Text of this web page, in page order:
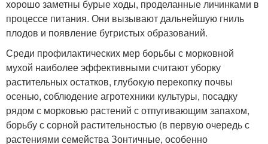
хорошо заметны бурые ходы, проделанные личинками в
процессе питания. Они вызывают дальнейшую гниль
плодов и появление бугристых образований.
Среди профилактических мер борьбы с морковной
мухой наиболее эффективными считают уборку
растительных остатков, глубокую перекопку почвы
осенью, соблюдение агротехники культуры, посадку
рядом с морковью растений с отпугивающим запахом,
борьбу с сорной растительностью (в первую очередь с
растениями семейства Зонтичные, особенно